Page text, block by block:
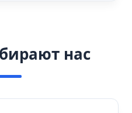
нас